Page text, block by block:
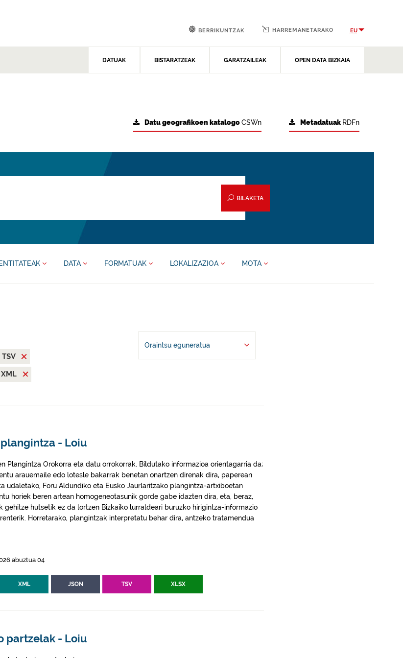
DATUAK BISTARATZEAK GARATZAILEAK OPEN DATA BIZKAIA
BERRIKUNTZAK HARREMANETARAKO EU
Metadatuak RDFn
Datu geografikoen katalogoCSWn
BILAKETA
ENTITATEAK DATA FORMATUAK LOKALIZAZIOA MOTA
TSV
XML
Oraintsu eguneratua
- Loiu
Plangintza Orokorra eta datu orrokorrak. Bildutako informazioa orientagarria da;
arauemaile edo lotesle bakarrak benetan onartzen direnak dira, paperean
udaletako, Foru Aldundiko eta Eusko Jaurlaritzako plangintza-artxiboetan
horiek beren artean homogeneotasunik gorde gabe idazten dira, eta, beraz,
gehitze hutsetik ez da lortzen Bizkaiko lurraldeari buruzko hirigintza-informazio
Horretarako, plangintzak interpretatu behar dira, antzeko tratamendua
abuztua 04
XML JSON TSV XLSX
partzelak - Loiu